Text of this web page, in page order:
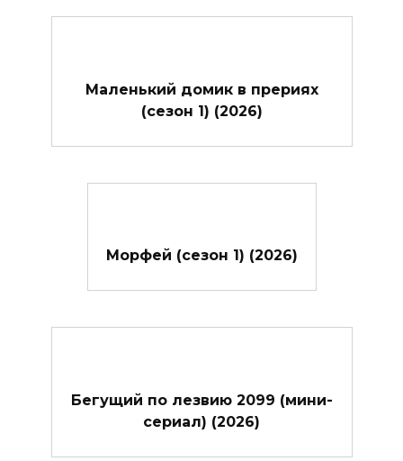
Маленький домик в прериях
(сезон 1) (2026)
Морфей (сезон 1) (2026)
Бегущий по лезвию 2099 (мини-
сериал) (2026)